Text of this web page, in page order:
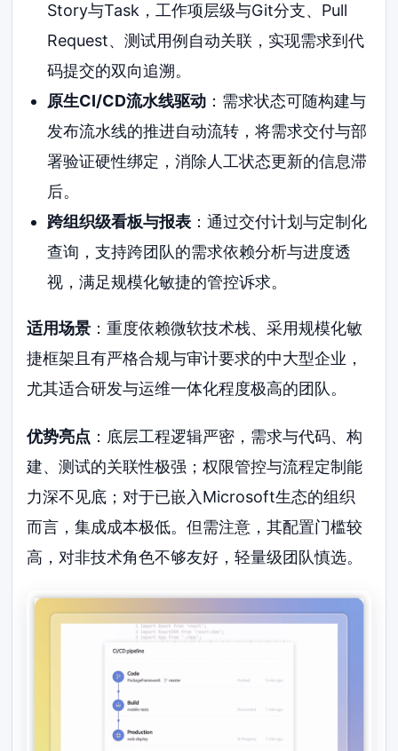
Story与Task，工作项层级与Git分支、Pull
Request、测试用例自动关联，实现需求到代
码提交的双向追溯。
原生CI/CD流水线驱动：需求状态可随构建与
发布流水线的推进自动流转，将需求交付与部
署验证硬性绑定，消除人工状态更新的信息滞
后。
跨组织级看板与报表：通过交付计划与定制化
查询，支持跨团队的需求依赖分析与进度透
视，满足规模化敏捷的管控诉求。
适用场景 ：重度依赖微软技术栈、采用规模化敏
捷框架且有严格合规与审计要求的中大型企业，
尤其适合研发与运维一体化程度极高的团队。
优势亮点 ：底层工程逻辑严密，需求与代码、构
建、测试的关联性极强；权限管控与流程定制能
力深不见底；对于已嵌入Microsoft生态的组织
而言，集成成本极低。但需注意，其配置门槛较
高，对非技术角色不够友好，轻量级团队慎选。